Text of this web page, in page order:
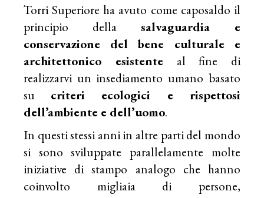
Torri Superiore ha avuto come caposaldo il
principio della salvaguardia e
conservazione del bene culturale e
architettonico esistente al fine di
realizzarvi un insediamento umano basato
su criteri ecologici e rispettosi
dell’ambiente e dell’uomo.
In questi stessi anni in altre parti del mondo
si sono sviluppate parallelamente molte
iniziative di stampo analogo che hanno
coinvolto migliaia di persone,